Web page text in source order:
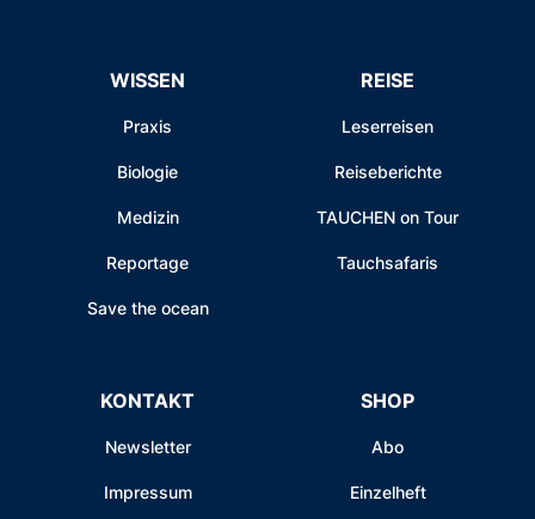
WISSEN
Praxis
Biologie
Medizin
Reportage
Save the ocean
REISE
Leserreisen
Reiseberichte
TAUCHEN on Tour
Tauchsafaris
KONTAKT
Newsletter
Impressum
SHOP
Abo
Einzelheft